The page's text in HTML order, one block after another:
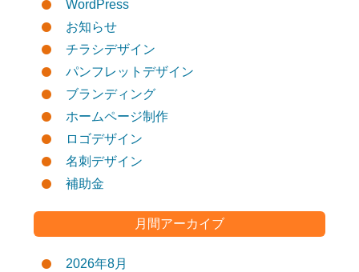
WordPress
お知らせ
チラシデザイン
パンフレットデザイン
ブランディング
ホームページ制作
ロゴデザイン
名刺デザイン
補助金
月間アーカイブ
2026年8月